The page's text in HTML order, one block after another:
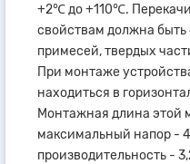
+2℃ до +110℃.
свойствам должна быть
примесей, твердых
При монтаже
находиться в
Монтажная длина этой
максимальный напор -
производительность -